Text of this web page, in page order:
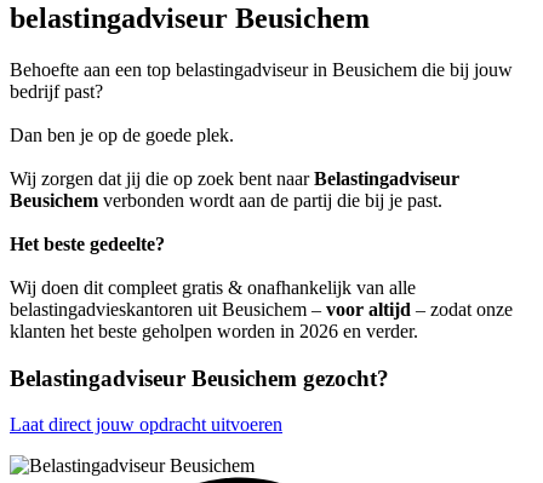
belastingadviseur Beusichem
Behoefte aan een top belastingadviseur in Beusichem die bij jouw
bedrijf past?
Dan ben je op de goede plek.
Wij zorgen dat jij die op zoek bent naarBelastingadviseur
Beusichem verbonden wordt aan de partij die bij je past.
Het beste gedeelte?
Wij doen dit compleet gratis & onafhankelijk van alle
belastingadvieskantoren uit Beusichem – voor altijd – zodat onze
klanten het beste geholpen worden in 2026 en verder.
Belastingadviseur Beusichem gezocht?
Laat direct jouw opdracht uitvoeren